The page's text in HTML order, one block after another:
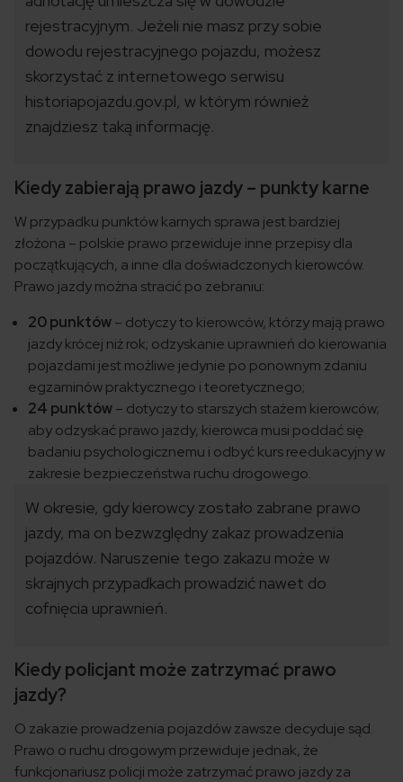
rejestracyjnym. Jeżeli nie masz przy sobie
dowodu rejestracyjnego pojazdu, możesz
skorzystać z internetowego serwisu
historiapojazdu.gov.pl, w którym również
znajdziesz taką informację.
Kiedy zabierają prawo jazdy – punkty karne
W przypadku punktów karnych sprawa jest bardziej
złożona – polskie prawo przewiduje inne przepisy dla
początkujących, a inne dla doświadczonych kierowców.
Prawo jazdy można stracić po zebraniu:
20 punktów– dotyczy to kierowców, którzy mają prawo
jazdy krócej niż rok; odzyskanie uprawnień do kierowania
pojazdami jest możliwe jedynie po ponownym zdaniu
egzaminów praktycznego i teoretycznego;
24 punktów– dotyczy to starszych stażem kierowców;
aby odzyskać prawo jazdy, kierowca musi poddać się
badaniu psychologicznemu i odbyć kurs reedukacyjny w
zakresie bezpieczeństwa ruchu drogowego.
W okresie, gdy kierowcy zostało zabrane prawo
jazdy, ma on bezwzględny zakaz prowadzenia
pojazdów. Naruszenie tego zakazu może w
skrajnych przypadkach prowadzić nawet do
cofnięcia uprawnień.
Kiedy policjant może zatrzymać prawo
jazdy?
O zakazie prowadzenia pojazdów zawsze decyduje sąd.
Prawo o ruchu drogowym przewiduje jednak, że
funkcjonariusz policji może zatrzymać prawo jazdy za